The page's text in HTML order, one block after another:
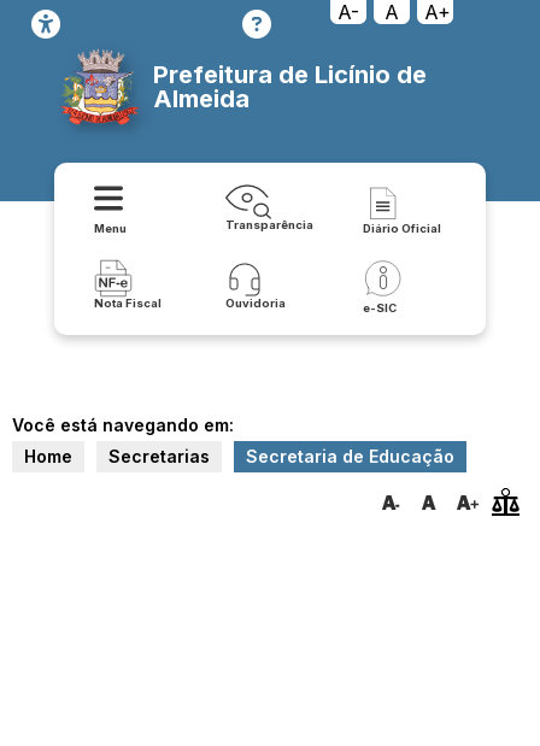
A- A A+
Prefeitura de Licínio de
Almeida
Menu Transparência Diário Oficial
Nota Fiscal Ouvidoria e-SIC
Você está navegando em:
Home
Secretarias Secretaria de Educação